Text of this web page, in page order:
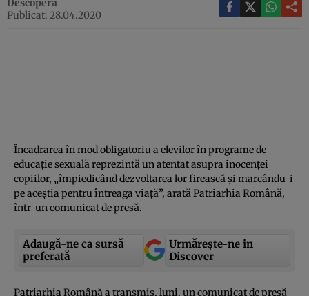
Descopera
Publicat: 28.04.2020
Încadrarea în mod obligatoriu a elevilor în programe de
educaţie sexuală reprezintă un atentat asupra inocenţei
copiilor, „împiedicând dezvoltarea lor firească şi marcându-i
pe aceştia pentru întreaga viaţă”, arată Patriarhia Română,
într-un comunicat de presă.
Adaugă-ne ca sursă
preferată
Urmărește-ne in
Discover
Patriarhia Română a transmis, luni, un comunicat de presă